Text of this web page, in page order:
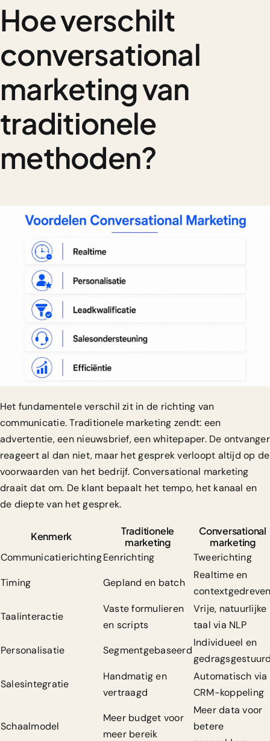
Hoe verschilt
conversational
marketing van
traditionele
methoden?
Het fundamentele verschil zit in de richting van
communicatie. Traditionele marketing zendt: een
advertentie, een nieuwsbrief, een whitepaper. De ontvanger
reageert al dan niet, maar het gesprek verloopt altijd op de
voorwaarden van het bedrijf. Conversational marketing
draait dat om. De klant bepaalt het tempo, het kanaal en
de diepte van het gesprek.
Kenmerk
Traditionele
marketing
Conversational
marketing
CommunicatierichtingEenrichting
Tweerichting
Timing
Gepland en batch
Realtime en
Taalinteractie
Vaste formulieren
en scripts
Vrije, natuurlijke
taal via NLP
Personalisatie
Segmentgebaseerd
Individueel en
Salesintegratie
Handmatig en
vertraagd
Automatisch via
CRM-koppeling
Schaalmodel
Meer budget voor
meer bereik
Meer data voor
betere